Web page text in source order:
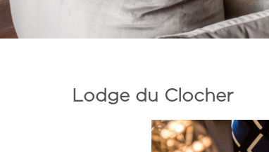
Lodge du Clocher